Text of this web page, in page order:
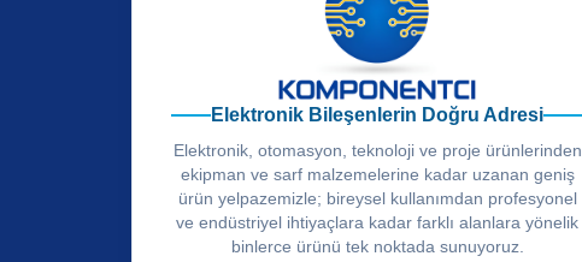
Elektronik Bileşenlerin Doğru Adresi
Elektronik, otomasyon, teknoloji ve proje ürünlerinden
ekipman ve sarf malzemelerine kadar uzanan geniş
ürün yelpazemizle; bireysel kullanımdan profesyonel
ve endüstriyel ihtiyaçlara kadar farklı alanlara yönelik
binlerce ürünü tek noktada sunuyoruz.